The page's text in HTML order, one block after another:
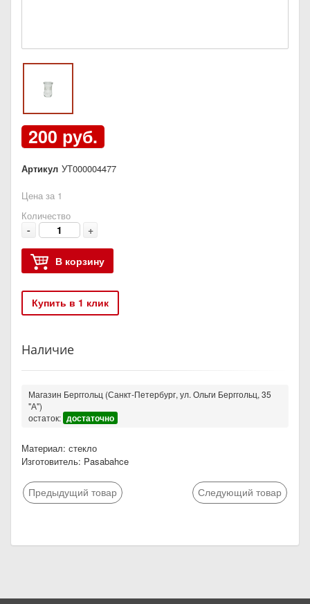
200 руб.
Артикул УТ000004477
Цена за 1
Количество
- +
В корзину
Купить в 1 клик
Наличие
Магазин Берггольц (Санкт-Петербург, ул. Ольги Берггольц, 35
"А")
остаток: достаточно
Материал: стекло
Изготовитель: Pasabahce
Предыдущий товар Следующий товар